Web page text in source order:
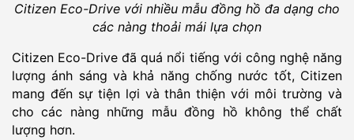
Citizen Eco-Drive với nhiều mẫu đồng hồ đa dạng cho
các nàng thoải mái lựa chọn
Citizen Eco-Drive đã quá nổi tiếng với công nghệ năng
lượng ánh sáng và khả năng chống nước tốt, Citizen
mang đến sự tiện lợi và thân thiện với môi trường và
cho các nàng những mẫu đồng hồ không thể chất
lượng hơn.